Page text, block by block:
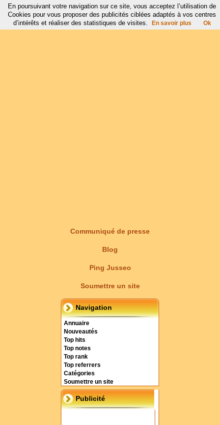
Communiqué de presse
Blog
Ping Jusseo
Soumettre un site
Navigation
Annuaire
Nouveautés
Top hits
Top notes
Top rank
Top referrers
Catégories
Soumettre un site
Publicité
En poursuivant votre navigation sur ce site, vous acceptez l’utilisation de
Cookies pour vous proposer des publicités ciblées adaptés à vos centres
d’intérêts et réaliser des statistiques de visites.
En savoir plus Ok